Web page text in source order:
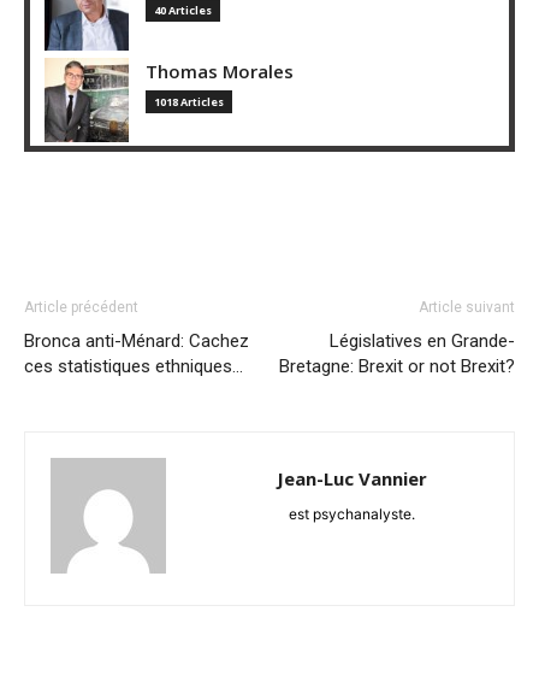
40 Articles
Thomas Morales
1018 Articles
Article précédent
Bronca anti-Ménard: Cachez
ces statistiques ethniques…
Article suivant
Législatives en Grande-
Bretagne: Brexit or not Brexit?
Jean-Luc Vannier
est psychanalyste.